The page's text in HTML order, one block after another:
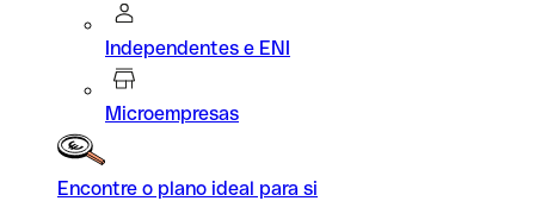
Independentes e ENI
Microempresas
Encontre o plano ideal para si